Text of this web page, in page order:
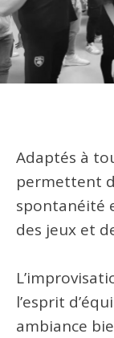
Adaptés à
permettent
spontanéité
des jeux et
l’esprit
ambiance